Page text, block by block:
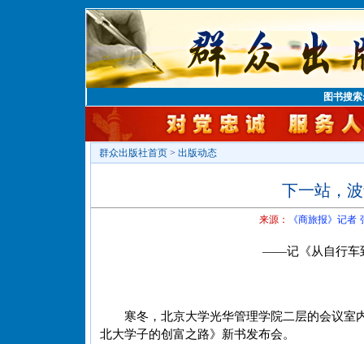
图书搜
群众出版社首页 > 出版动态
下一站，
来源： 《商旅报》记
——记《从自行车
寒冬，北京大学光华管理学院二层的会议
北大学子的创富之路》新书发布会。